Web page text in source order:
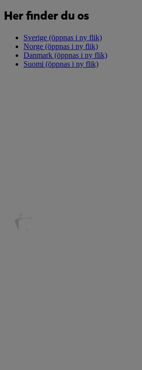
Her finder du os
Sverige (öppnas i ny flik)
Norge (öppnas i ny flik)
Danmark (öppnas i ny flik)
Suomi (öppnas i ny flik)